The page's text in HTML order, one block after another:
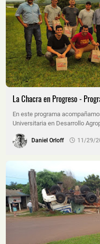
La Chacra en Progreso -
En este programa
Universitaria en Desarrollo
Daniel Orloff 11/29/